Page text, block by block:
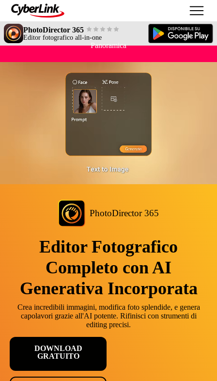
PhotoDirector 365
Editor fotografico all-in-one
Panoramica
PhotoDirector 365
Editor Fotografico
Completo con AI
Generativa Incorporata
Crea incredibili immagini, modifica foto splendide, e genera
capolavori grazie all'AI potente. Rifinisci con strumenti di
editing precisi.
DOWNLOAD
GRATUITO